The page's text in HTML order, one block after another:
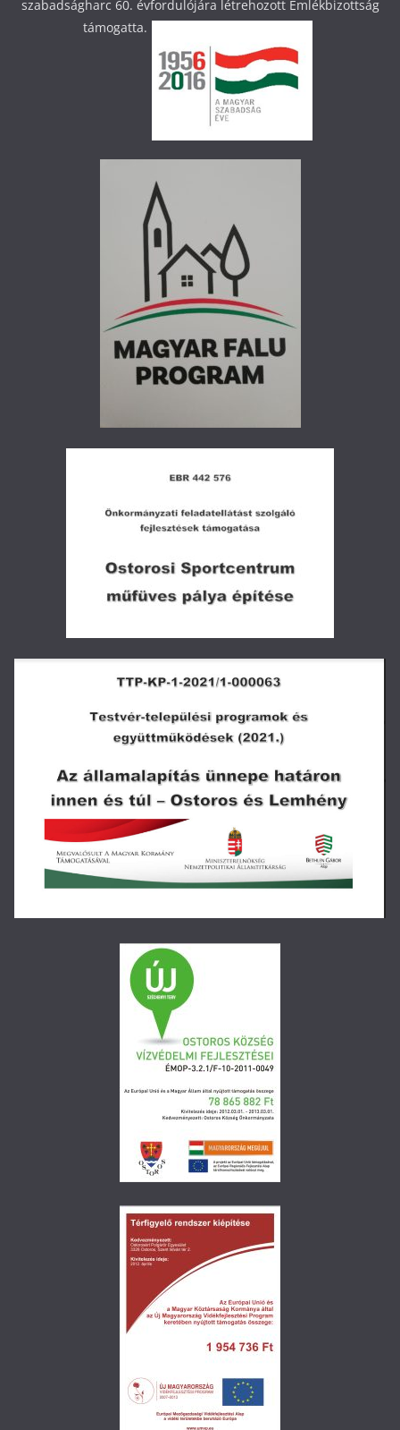
szabadságharc 60. évfordulójára létrehozott Emlékbizottság
támogatta.